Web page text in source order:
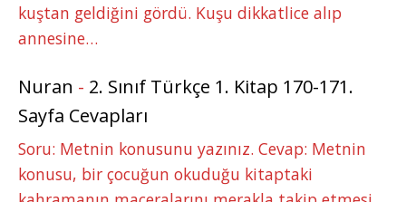
kuştan geldiğini gördü. Kuşu dikkatlice alıp
annesine…
Nuran - 2. Sınıf Türkçe 1. Kitap 170-171.
Sayfa Cevapları
Soru: Metnin konusunu yazınız. Cevap: Metnin
konusu, bir çocuğun okuduğu kitaptaki